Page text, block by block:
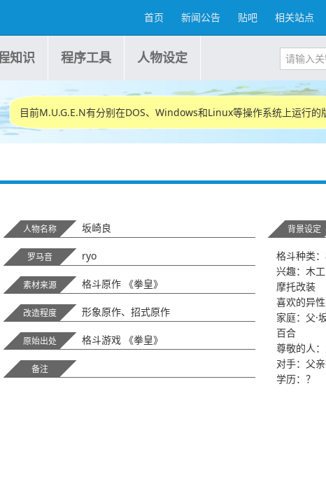
首页 新闻公告 贴吧 相关站点
知识 程序工具 人物设定
目前M.U.G.E.N有分别在DOS、Windows和Linux等操作系统上运行的
人物名称 坂崎良
罗马音 ryo
素材来源 格斗原作 《拳皇》
改造程度 形象原作、招式原作
原始出处 格斗游戏 《拳皇》
备注
背景设定
格斗种类
兴趣：木
摩托改装
喜欢的异
家庭：父·
百合
尊敬的人
对手：父
学历：？